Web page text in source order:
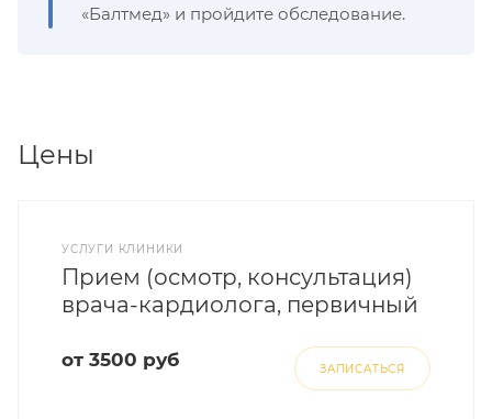
«Балтмед» и пройдите обследование.
Цены
УСЛУГИ КЛИНИКИ
Прием (осмотр, консультация)
врача-кардиолога, первичный
от 3500 руб ЗАПИСАТЬСЯ